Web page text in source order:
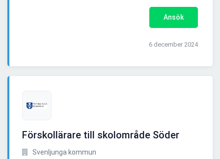
Ansök
6 december 2024
Förskollärare till skolområde Söder
Svenljunga kommun